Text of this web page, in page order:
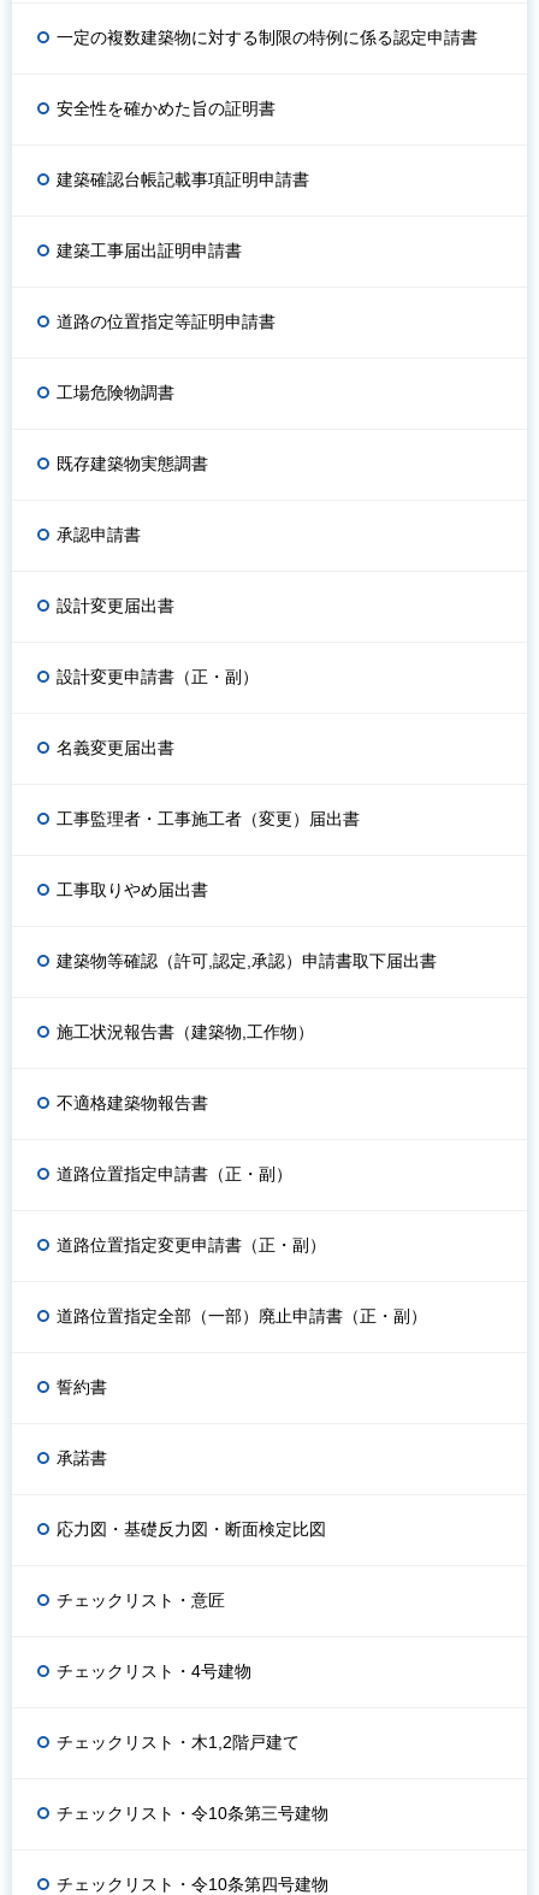
一定の複数建築物に対する制限の特例に係る認定申請書
安全性を確かめた旨の証明書
建築確認台帳記載事項証明申請書
建築工事届出証明申請書
道路の位置指定等証明申請書
工場危険物調書
既存建築物実態調書
承認申請書
設計変更届出書
設計変更申請書（正・副）
名義変更届出書
工事監理者・工事施工者（変更）届出書
工事取りやめ届出書
建築物等確認（許可,認定,承認）申請書取下届出書
施工状況報告書（建築物,工作物）
不適格建築物報告書
道路位置指定申請書（正・副）
道路位置指定変更申請書（正・副）
道路位置指定全部（一部）廃止申請書（正・副）
誓約書
承諾書
応力図・基礎反力図・断面検定比図
チェックリスト・意匠
チェックリスト・4号建物
チェックリスト・木1,2階戸建て
チェックリスト・令10条第三号建物
チェックリスト・令10条第四号建物